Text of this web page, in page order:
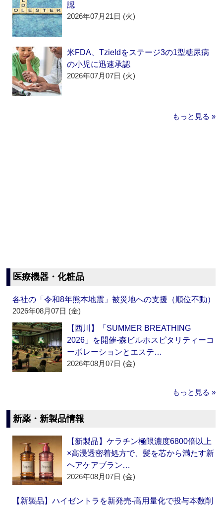
認
2026年07月21日 (火)
米FDA、Tzieldをステージ3の1型糖尿病
の小児に迅速承認
2026年07月07日 (火)
もっと見る »
医療機器・化粧品
各社の「令和8年熊本地震」被災地への支援（順位不動）
2026年08月07日 (金)
【西川】「SUMMER BREATHING
2026」を開催‐森ビルホスピタリティーコ
ーポレーションとエステ…
2026年08月07日 (金)
もっと見る »
新薬・新製品情報
【新製品】ケラチン極限濃度6800倍以上
×高浸透密着処方で、髪を芯から満たす新
ヘアケアブラン…
2026年08月07日 (金)
【新製品】ハイゼントラを新発売‐高用量化で投与本数削